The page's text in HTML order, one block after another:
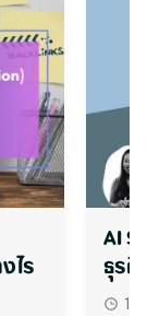
ไร
AI
ธุร
1